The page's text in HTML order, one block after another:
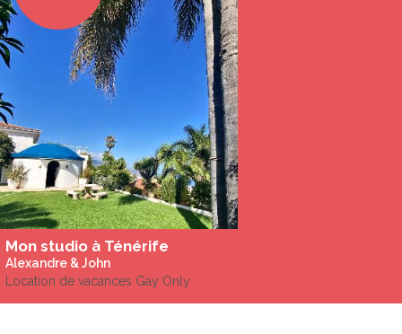
Mon studio à Ténérife
Alexandre & John
Location de vacances Gay Only